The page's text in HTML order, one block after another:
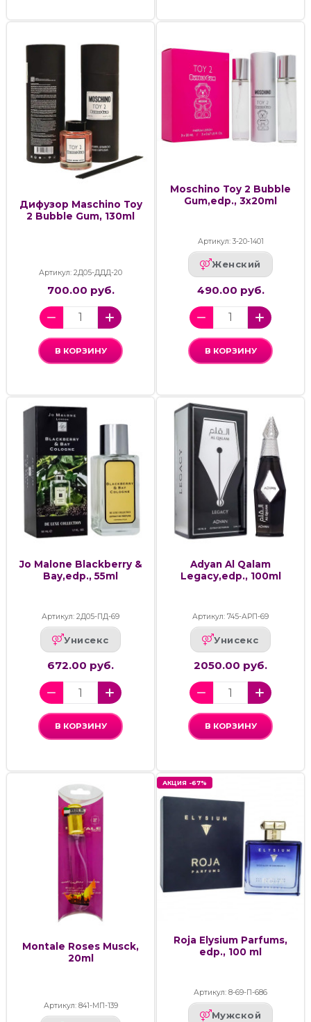
Дифузор Maschino Toy
2 Bubble Gum, 130ml
Артикул: 2Д05-ДДД-20
700.00 руб.
В КОРЗИНУ
Moschino Toy 2 Bubble
Gum,edp., 3x20ml
Артикул: 3-20-1401
Женский
490.00 руб.
В КОРЗИНУ
Jo Malone Blackberry &
Bay,edp., 55ml
Артикул: 2Д05-ПД-69
Унисекс
672.00 руб.
В КОРЗИНУ
Adyan Al Qalam
Legacy,edp., 100ml
Артикул: 745-АРП-69
Унисекс
2050.00 руб.
В КОРЗИНУ
Montale Roses Musck,
20ml
Артикул: 841-МП-139
АКЦИЯ -67%
Roja Elysium Parfums,
edp., 100 ml
Артикул: 8-69-П-686
Мужской